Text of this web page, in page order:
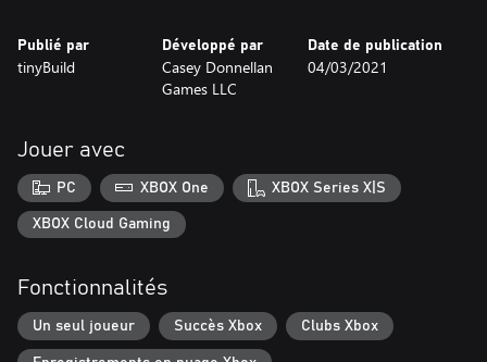
Publié par
tinyBuild
Développé par
Casey Donnellan
Games LLC
Date de publication
04/03/2021
Jouer avec
PC XBOX One XBOX Series X|S
XBOX Cloud Gaming
Fonctionnalités
Un seul joueur Succès Xbox Clubs Xbox